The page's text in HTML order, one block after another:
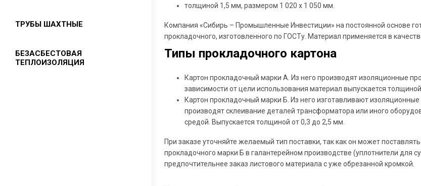
ТРУБЫ ШАХТНЫЕ
БЕЗАСБЕСТОВАЯ
ТЕПЛОИЗОЛЯЦИЯ
толщиной 1,5 мм, размером 1 020 x 1 050 мм.
Компания «Сибирь – Промышленные Инвестиции» на постоянной основе
прокладочного, изготовленного по ГОСТу. Материал применяется в
Типы прокладочного картона
Картон прокладочный марки А. Из него производят изоляционные
зависимости от цели использования материал выпускается
Картон прокладочный марки Б. Из него изготавливают
производят склеивание деталей трансформатора или иного
средой. Выпускается толщиной от 0,3 до 2,5 мм.
При заказе уточняйте желаемый тип поставки, так как он может
прокладочного марки Б в галантерейном производстве (уплотнители для
предпочтительнее заказ листового материала с уже обрезанной кромкой.